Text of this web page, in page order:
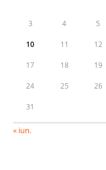
3 4 5
10 11 12
17 18 19
24 25 26
31
« iun.